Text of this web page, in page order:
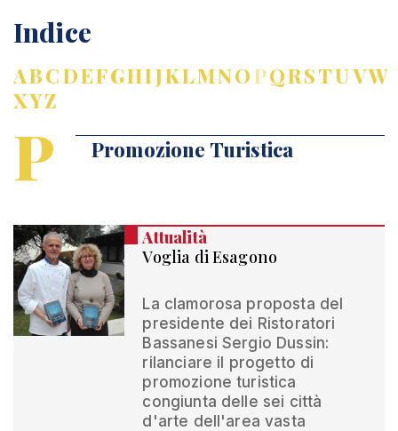
Indice
ABCDEFGHIJKLMNOPQRSTUVW
XYZ
P Promozione Turistica
Attualità
Voglia di Esagono
La clamorosa proposta del
presidente dei Ristoratori
Bassanesi Sergio Dussin:
rilanciare il progetto di
promozione turistica
congiunta delle sei città
d'arte dell'area vasta